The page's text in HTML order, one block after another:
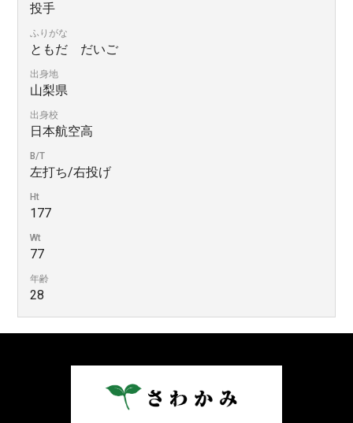
投手
ふりがな
ともだ だいご
出身地
山梨県
出身校
日本航空高
B/T
左打ち/右投げ
Ht
177
Wt
77
年齢
28